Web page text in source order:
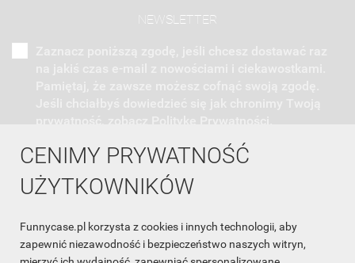
CENIMY PRYWATNOŚĆ
UŻYTKOWNIKÓW
Funnycase.pl korzysta z cookies i innych technologii, aby
zapewnić niezawodność i bezpieczeństwo naszych witryn,
NEWSLETTER
INFORMACJA O SKLEPIE